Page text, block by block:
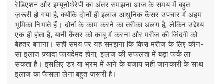
रेडिएशन और इम्यूनोथेरेपी का अंतर समझना आज के समय में बहुत
ज़रूरी हो गया है, क्योंकि दोनों ही इलाज आधुनिक कैंसर उपचार में अहम
भूमिका निभाते हैं। दोनों के काम करने का तरीका अलग है, लेकिन उद्देश्य
एक ही होता है, यानी कैंसर को काबू में करना और मरीज की जिंदगी को
बेहतर बनाना। सही समय पर यह समझना कि किस मरीज के लिए कौन-
सा इलाज ज़्यादा फायदेमंद होगा, इलाज की सफलता में बड़ा फर्क ला
सकता है। इसलिए डर या भ्रम में आने के बजाय सही जानकारी के साथ
इलाज का फैसला लेना बहुत ज़रूरी है।